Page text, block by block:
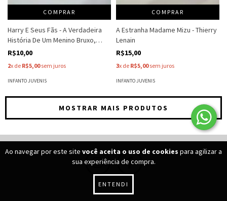
Ao navegar por este site você aceita o uso de cookies para agilizar a
sua experiência de compra.
ENTENDI
COMPRAR
Harry E Seus Fãs - A Verdadeira
História De Um Menino Bruxo,
Seus Leitores E Os Detalhes Da
R$10,00
2x de R$5,00sem juros
INFANTO JUVENIS
COMPRAR
A Estranha Madame Mizu - Thierry
Lenain
R$15,00
3x de R$5,00sem juros
INFANTO JUVENIS
MOSTRAR MAIS PRODUTOS